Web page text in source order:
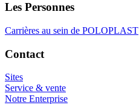
Les Personnes
Carrières au sein de POLOPLAST
Contact
Sites
Service & vente
Notre Enterprise